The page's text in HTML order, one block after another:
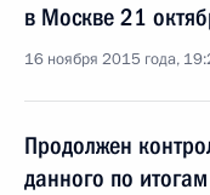
в Москве 21
16 ноября 2015 года,
Продолжен
данного по